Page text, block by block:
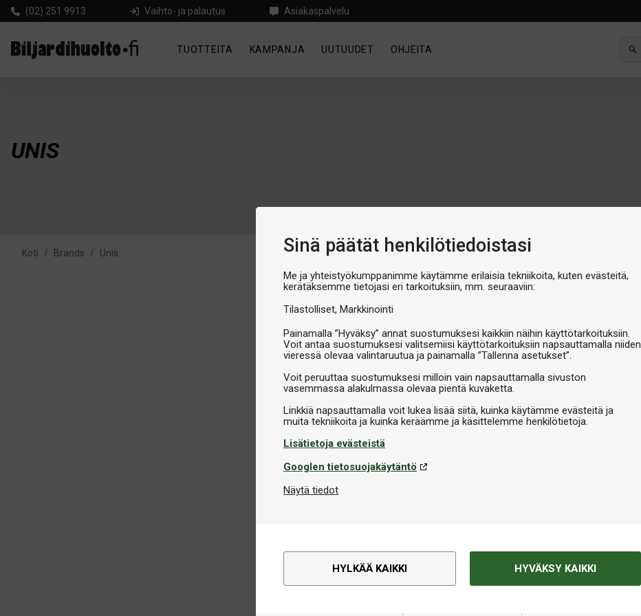
Sinä päätät henkilötiedoistasi
Me ja yhteistyökumppanimme käytämme erilaisia tekniikoita, kuten evästeitä,
kerätäksemme tietojasi eri tarkoituksiin, mm. seuraaviin:
Tilastolliset Markkinointi
Painamalla ”Hyväksy” annat suostumuksesi kaikkiin näihin käyttötarkoituksiin.
Voit antaa suostumuksesi valitsemiisi käyttötarkoituksiin napsauttamalla niiden
vieressä olevaa valintaruutua ja painamalla ”Tallenna asetukset”.
Voit peruuttaa suostumuksesi milloin vain napsauttamalla sivuston
vasemmassa alakulmassa olevaa pientä kuvaketta.
Linkkiä napsauttamalla voit lukea lisää siitä, kuinka käytämme evästeitä ja
Lisätietoja evästeistä
Googlen tietosuojakäytäntö
Näytä tiedot
HYLKÄÄ KAIKKI HYVÄKSY KAIKKI
(02) 251 9913 Vaihto- ja palautus Asiakaspalvelu
TUOTTEITA KAMPANJA UUTUUDET OHJEITA
UNIS
Koti / Brands / Unis
luokka on tyhjä